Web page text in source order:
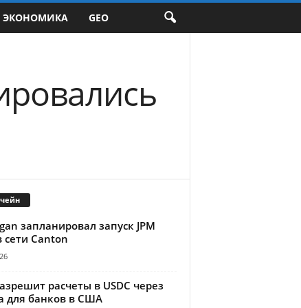
ЭКОНОМИКА GEO
запланировал запуск JPM
сети Canton
расчеты в USDC через
для банков в США